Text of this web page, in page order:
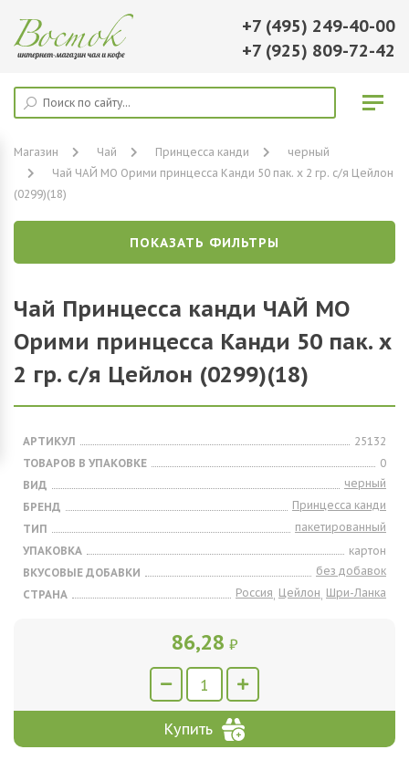
+7 (495) 249-40-00
+7 (925) 809-72-42
Магазин Чай Принцесса канди
черный
Чай ЧАЙ МО Орими принцесса Канди 50 пак. х 2 гр. с/я Цейлон
(0299)(18)
ПОКАЗАТЬ ФИЛЬТРЫ
Чай Принцесса канди ЧАЙ МО
Орими принцесса Канди 50 пак. х
2 гр. с/я Цейлон (0299)(18)
АРТИКУЛ
25132
ТОВАРОВ В УПАКОВКЕ
0
ВИД
черный
БРЕНД
Принцесса канди
ТИП
пакетированный
УПАКОВКА
картон
ВКУСОВЫЕ ДОБАВКИ
без добавок
СТРАНА
Россия, Цейлон, Шри-Ланка
86,28 ₽
Купить